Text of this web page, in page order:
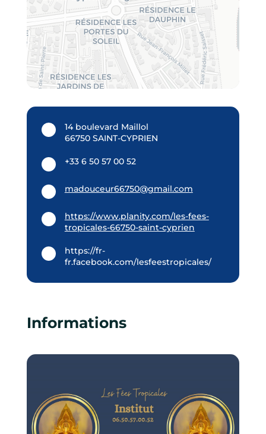
14 boulevard Maillol
66750 SAINT-CYPRIEN
+33 6 50 57 00 52
madouceur66750@gmail.com
https://www.planity.com/les-fees-
tropicales-66750-saint-cyprien
https://fr-
fr.facebook.com/lesfeestropicales/
Informations